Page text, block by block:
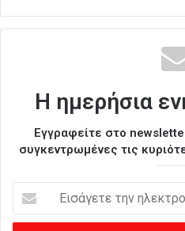
Η ημερήσια
Εγγραφείτε στο
συγκεντρωμένες τις
σ